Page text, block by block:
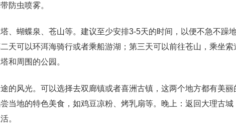
防虫喷雾。
、蝴蝶泉、苍山等。建议至少安排3-5天的时间，以便不急不躁
天可以环洱海骑行或者乘船游湖；第三天可以前往苍山，乘坐索
和周围的公园。
的风光。可以选择去双廊镇或者喜洲古镇，这两个地方都有美丽
当地的特色美食，如鸡豆凉粉、烤乳扇等。晚上：返回大理古城
。